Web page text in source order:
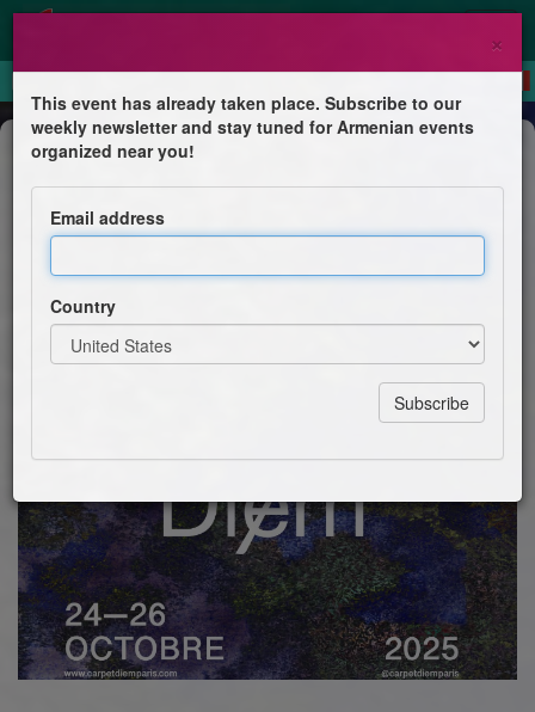
Exhibition
Carpet Diem
The Rug Code Kyle Armenia
×
This event has already taken place. Subscribe to our
weekly newsletter and stay tuned for Armenian events
organized near you!
Email address
Country